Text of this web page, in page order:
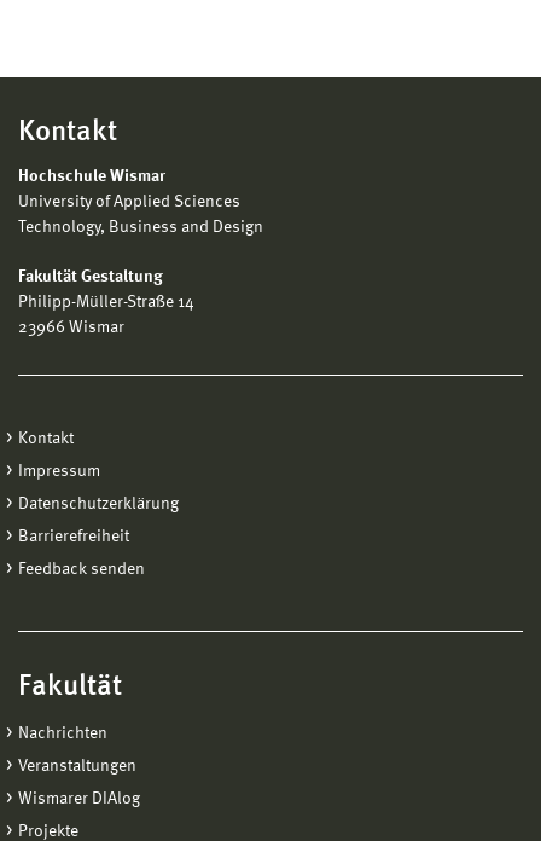
Kontakt
Hochschule Wismar
University of Applied Sciences
Technology, Business and Design
Fakultät Gestaltung
Philipp-Müller-Straße 14
23966 Wismar
Kontakt
Impressum
Datenschutzerklärung
Barrierefreiheit
Feedback senden
Fakultät
Nachrichten
Veranstaltungen
Wismarer DIAlog
Projekte